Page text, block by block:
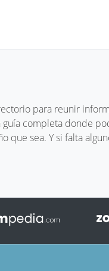
para reunir
guía completa donde
sea. Y si falta